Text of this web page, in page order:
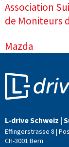
Association
de Moniteurs
Mazda
L-drive Schweiz |
Effingerstrasse 8 |
CH-3001 Bern